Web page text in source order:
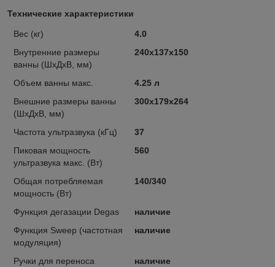
Технические характеристики
Вес (кг)
4.0
Внутренние размеры
ванны (ШxДxВ, мм)
240x137x150
Объем ванны макс.
4.25 л
Внешние размеры ванны
(ШxДxВ, мм)
300x179x264
Частота ультразвука (кГц)
37
Пиковая мощность
ультразвука макс. (Вт)
560
Общая потребляемая
мощность (Вт)
140/340
Функция дегазации Degas
наличие
Функция Sweep (частотная
модуляция)
наличие
Ручки для переноса
наличие